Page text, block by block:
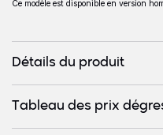
Ce modèle est disponible en version
Détails du produit
Tableau des prix